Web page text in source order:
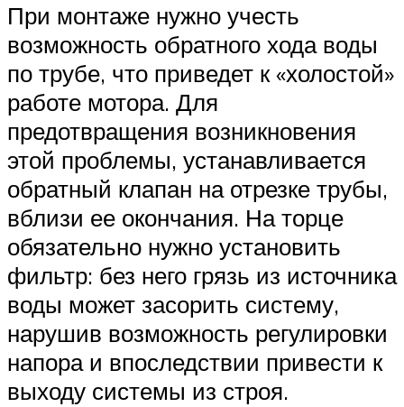
При монтаже нужно учесть
возможность обратного хода воды
по трубе, что приведет к «холостой»
работе мотора. Для
предотвращения возникновения
этой проблемы, устанавливается
обратный клапан на отрезке трубы,
вблизи ее окончания. На торце
обязательно нужно установить
фильтр: без него грязь из источника
воды может засорить систему,
нарушив возможность регулировки
напора и впоследствии привести к
выходу системы из строя.